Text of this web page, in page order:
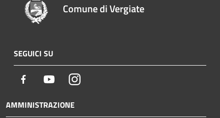
Comune di Vergiate
SEGUICI SU
Facebook YoutubeInstagram
AMMINISTRAZIONE